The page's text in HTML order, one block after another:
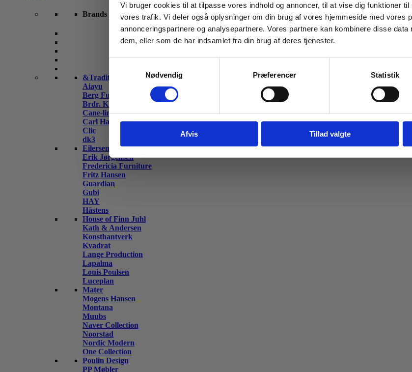
Vi bruger cookies til at tilpasse vores indhold og annoncer, til at vise dig funktioner
vores trafik. Vi deler også oplysninger om din brug af vores hjemmeside med vores
annonceringspartnere og analysepartnere. Vores partnere kan kombinere disse
dem, eller som de har indsamlet fra din brug af deres tjenester.
Nødvendig
Præferencer Statistik
Afvis Tillad valgte
Brands
&Tradition
Aiayu
Berg Furniture
Brdr. Krüger
Cane-line
Carl Hansen & Søn
Clic
dk3
Eilersen
Erik Jørgensen
Fredericia Furniture
Fritz Hansen
Guardian
Gubi
HAY
Hästens
House of Finn Juhl
Kath & Andersen
Konsthantverk
Kvadrat
Lange Production
Lapalma
Louis Poulsen
Luceplan
Mater
Mogens Hansen
Montana
Muubs
Naver Collection
Noorstad
Nordic Modern
One Collection
Poulin Design
PP Møbler
invitationer til eksklusive
her
Navn
Jeg springer over